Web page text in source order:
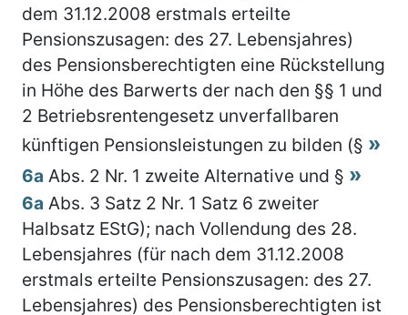
dem 31.12.2008 erstmals erteilte
Pensionszusagen: des 27. Lebensjahres)
des Pensionsberechtigten eine Rückstellung
in Höhe des Barwerts der nach den §§ 1 und
2 Betriebsrentengesetz unverfallbaren
künftigen Pensionsleistungen zu bilden (§
6a Abs. 2 Nr. 1 zweite Alternative und §
6a Abs. 3 Satz 2 Nr. 1 Satz 6 zweiter
Halbsatz EStG); nach Vollendung des 28.
Lebensjahres (für nach dem 31.12.2008
erstmals erteilte Pensionszusagen: des 27.
Lebensjahres) des Pensionsberechtigten ist